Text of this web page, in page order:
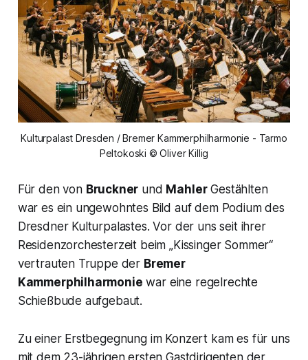
Kulturpalast Dresden / Bremer Kammerphilharmonie - Tarmo
Peltokoski © Oliver Killig
Für den von Bruckner und MahlerGestählten
war es ein ungewohntes Bild auf dem Podium des
Dresdner Kulturpalastes. Vor der uns seit ihrer
Residenzorchesterzeit beim „Kissinger Sommer“
vertrauten Truppe der Bremer
Kammerphilharmonie war eine regelrechte
Schießbude aufgebaut.
Zu einer Erstbegegnung im Konzert kam es für uns
mit dem 23-jährigen ersten Gastdirigenten der